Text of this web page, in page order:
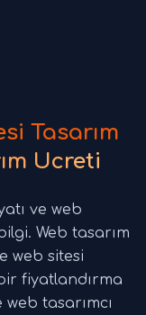
Tasarım
Ücreti
ve web
Web tasarım
web sitesi
fiyatlandırma
tasarımcı